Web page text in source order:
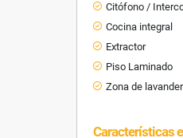
Citófono /
Cocina integral
Extractor
Piso Laminado
Zona de
Características